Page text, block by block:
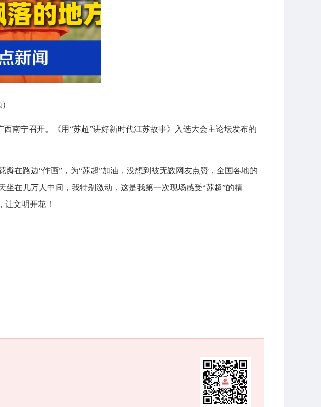
南宁召开。《用“苏超”讲好新时代江苏故事》入选大会主论坛发布的
在路边“作画”，为“苏超”加油，没想到被无数网友点赞，全国各地的
在几万人中间，我特别激动，这是我第一次现场感受“苏超”的精
让文明开花！